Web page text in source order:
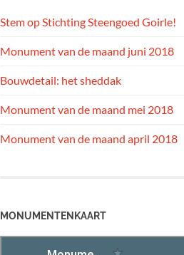
Stem op Stichting Steengoed Goirle!
Monument van de maand juni 2018
Bouwdetail: het sheddak
Monument van de maand mei 2018
Monument van de maand april 2018
MONUMENTENKAART